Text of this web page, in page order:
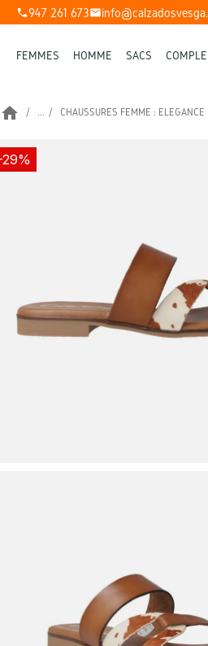
phone947 261 673mail
FEMMES HOMME SACS
home ... CHAUSSURES FEMME :